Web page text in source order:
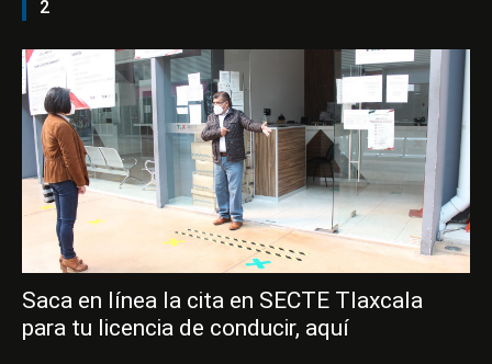
2
Saca en línea la cita en SECTE Tlaxcala
para tu licencia de conducir, aquí